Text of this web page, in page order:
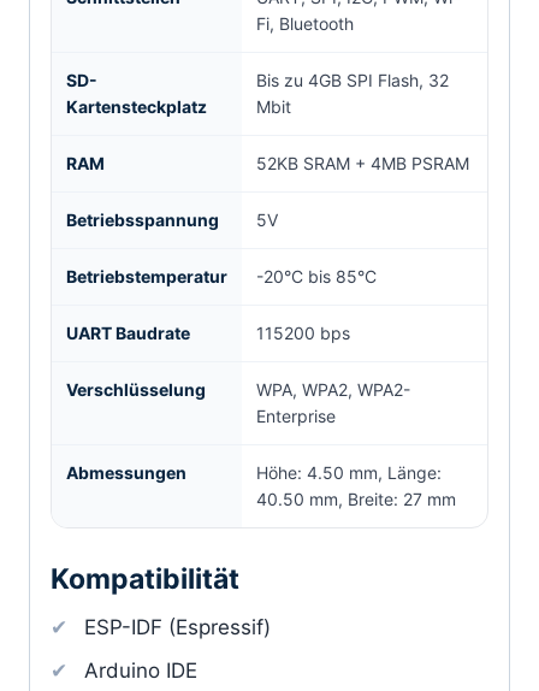
Fi, Bluetooth
SD-
Kartensteckplatz
Bis zu 4GB SPI Flash, 32
Mbit
RAM 52KB SRAM + 4MB PSRAM
Betriebsspannung 5V
Betriebstemperatur -20°C bis 85°C
UART Baudrate 115200 bps
Verschlüsselung
WPA, WPA2, WPA2-
Enterprise
Abmessungen
Höhe: 4.50 mm, Länge:
40.50 mm, Breite: 27 mm
Kompatibilität
ESP-IDF (Espressif)
Arduino IDE